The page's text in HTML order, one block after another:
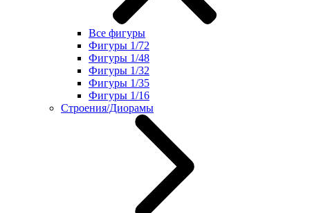
Все фигуры
Фигуры 1/72
Фигуры 1/48
Фигуры 1/32
Фигуры 1/35
Фигуры 1/16
Строения/Диорамы